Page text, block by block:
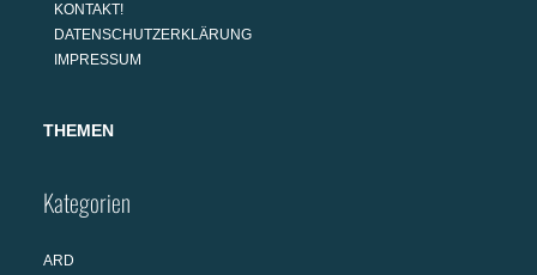
KONTAKT!
DATENSCHUTZERKLÄRUNG
IMPRESSUM
THEMEN
Kategorien
ARD